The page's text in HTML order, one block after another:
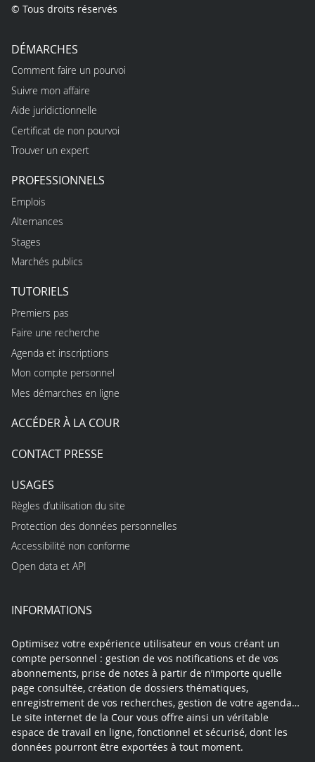
© Tous droits réservés
DÉMARCHES
Comment faire un pourvoi
Suivre mon affaire
Aide juridictionnelle
Certificat de non pourvoi
Trouver un expert
PROFESSIONNELS
Emplois
Alternances
Stages
Marchés publics
TUTORIELS
Premiers pas
Faire une recherche
Agenda et inscriptions
Mon compte personnel
Mes démarches en ligne
ACCÉDER À LA COUR
CONTACT PRESSE
USAGES
Règles d’utilisation du site
Protection des données personnelles
Accessibilité non conforme
Open data et API
INFORMATIONS
Optimisez votre expérience utilisateur en vous créant un
compte personnel : gestion de vos notifications et de vos
abonnements, prise de notes à partir de n’importe quelle
page consultée, création de dossiers thématiques,
enregistrement de vos recherches, gestion de votre agenda…
Le site internet de la Cour vous offre ainsi un véritable
espace de travail en ligne, fonctionnel et sécurisé, dont les
données pourront être exportées à tout moment.